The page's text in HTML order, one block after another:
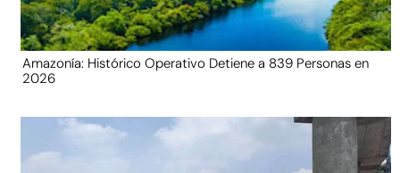
Amazonía: Histórico Operativo Detiene a 839 Personas en
2026